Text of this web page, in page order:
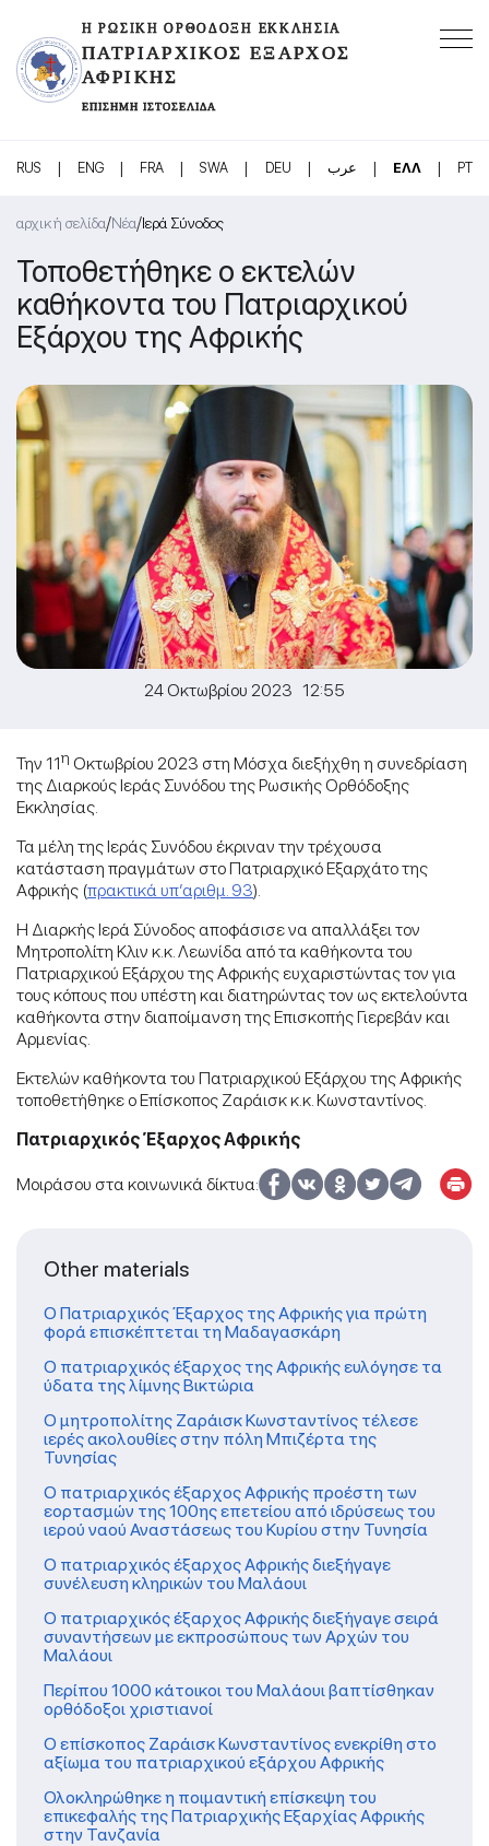
Η ΡΩΣΙΚΉ ΟΡΘΌΔΟΞΗ ΕΚΚΛΗΣΊΑ
ΠΑΤΡΙΑΡΧΙΚΌΣ ΈΞΑΡΧΟΣ
ΑΦΡΙΚΉΣ
ΕΠΊΣΗΜΗ ΙΣΤΟΣΕΛΊΔΑ
RUS | ENG | FRA | SWA | DEU | عرب | ΕΛΛ | PT
αρχική σελίδα/Νέα/Ιερά Σύνοδος
Τοποθετήθηκε ο εκτελών
καθήκοντα του Πατριαρχικού
Εξάρχου της Αφρικής
24 Οκτωβρίου 2023 12:55
Την 11η Οκτωβρίου 2023 στη Μόσχα διεξήχθη η συνεδρίαση
της Διαρκούς Ιεράς Συνόδου της Ρωσικής Ορθόδοξης
Εκκλησίας.
Τα μέλη της Ιεράς Συνόδου έκριναν την τρέχουσα
κατάσταση πραγμάτων στο Πατριαρχικό Εξαρχάτο της
Αφρικής (πρακτικά υπ’αριθμ. 93).
Η Διαρκής Ιερά Σύνοδος αποφάσισε να απαλλάξει τον
Μητροπολίτη Κλιν κ.κ. Λεωνίδα από τα καθήκοντα του
Πατριαρχικού Εξάρχου της Αφρικής ευχαριστώντας τον για
τους κόπους που υπέστη και διατηρώντας τον ως εκτελούντα
καθήκοντα στην διαποίμανση της Επισκοπής Γιερεβάν και
Αρμενίας.
Εκτελών καθήκοντα του Πατριαρχικού Εξάρχου της Αφρικής
τοποθετήθηκε ο Επίσκοπος Ζαράισκ κ.κ. Κωνσταντίνος.
Πατριαρχικός Έξαρχος Αφρικής
Μοιράσου στα κοινωνικά δίκτυα:
Other materials
Ο Πατριαρχικός Έξαρχος της Αφρικής για πρώτη
φορά επισκέπτεται τη Μαδαγασκάρη
Ο πατριαρχικός έξαρχος της Αφρικής ευλόγησε τα
ύδατα της λίμνης Βικτώρια
Ο μητροπολίτης Ζαράισκ Κωνσταντίνος τέλεσε
ιερές ακολουθίες στην πόλη Μπιζέρτα της
Τυνησίας
Ο πατριαρχικός έξαρχος Αφρικής προέστη των
εορτασμών της 100ης επετείου από ιδρύσεως του
ιερού ναού Αναστάσεως του Κυρίου στην Τυνησία
Ο πατριαρχικός έξαρχος Αφρικής διεξήγαγε
συνέλευση κληρικών του Μαλάουι
O πατριαρχικός έξαρχος Αφρικής διεξήγαγε σειρά
συναντήσεων με εκπροσώπους των Αρχών του
Μαλάουι
Περίπου 1000 κάτοικοι του Μαλάουι βαπτίσθηκαν
ορθόδοξοι χριστιανοί
Ο επίσκοπος Ζαράισκ Κωνσταντίνος ενεκρίθη στο
αξίωμα του πατριαρχικού εξάρχου Αφρικής
Ολοκληρώθηκε η ποιμαντική επίσκεψη του
επικεφαλής της Πατριαρχικής Εξαρχίας Αφρικής
στην Τανζανία